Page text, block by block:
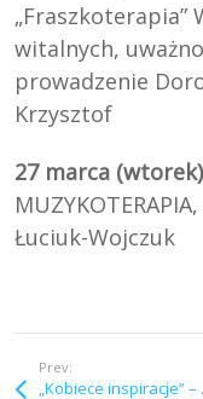
„Fraszkoterapia”
witalnych,
prowadzenie
Krzysztof
27 marca
Łuciuk-Wojczuk
Prev: